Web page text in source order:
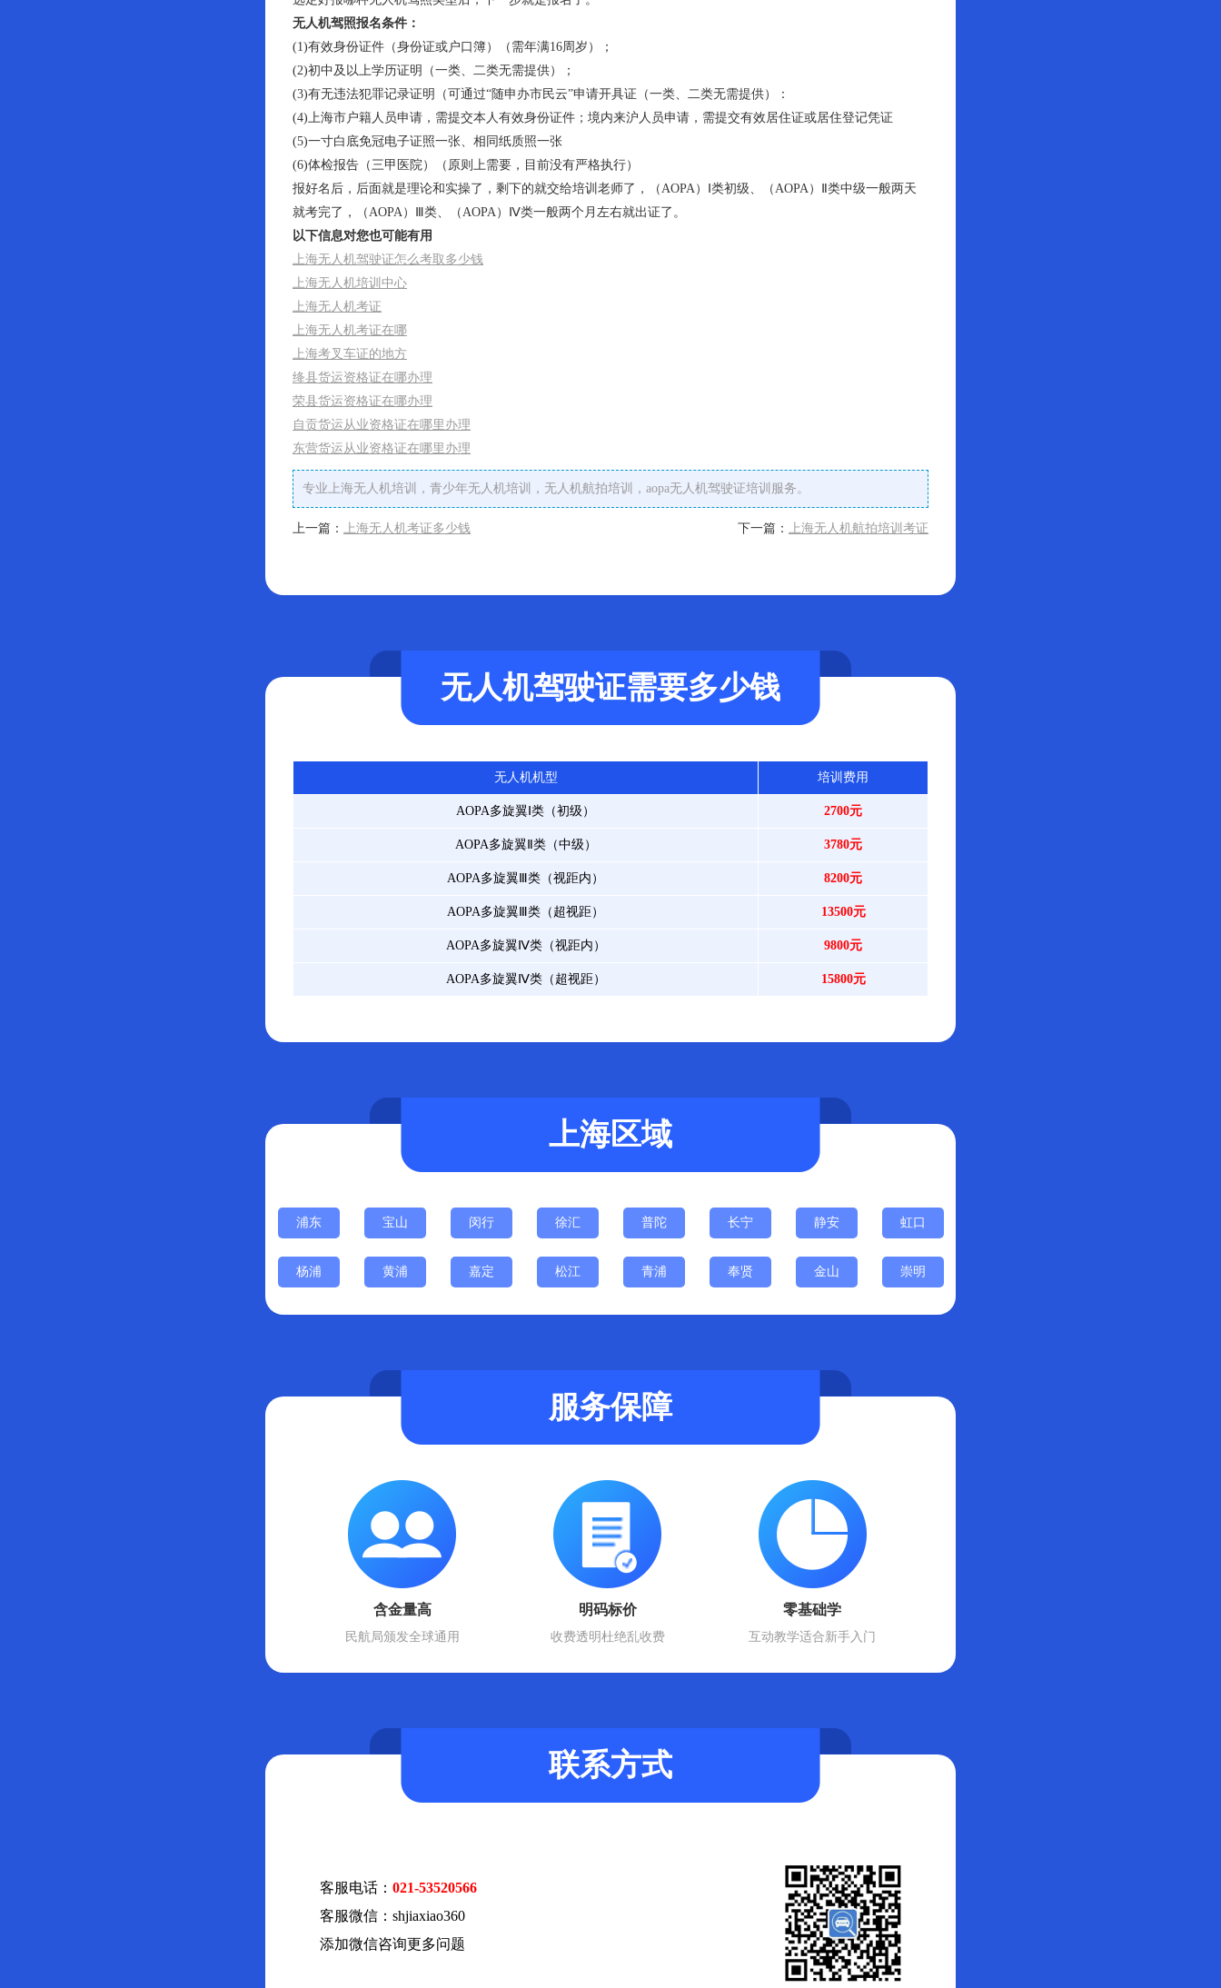
无人机驾照报名条件：
(1)有效身份证件（身份证或户口簿）（需年满16周岁）；
(2)初中及以上学历证明（一类、二类无需提供）；
(3)有无违法犯罪记录证明（可通过“随申办市民云”申请开具证（一类、二类无需提供）：
(4)上海市户籍人员申请，需提交本人有效身份证件；境内来沪人员申请，需提交有效居住证或居住登记凭证
(5)一寸白底免冠电子证照一张、相同纸质照一张
(6)体检报告（三甲医院）（原则上需要，目前没有严格执行）
报好名后，后面就是理论和实操了，剩下的就交给培训老师了，（AOPA）Ⅰ类初级、（AOPA）Ⅱ类中级一般两天
就考完了，（AOPA）Ⅲ类、（AOPA）Ⅳ类一般两个月左右就出证了。
以下信息对您也可能有用
上海无人机驾驶证怎么考取多少钱
上海无人机培训中心
上海无人机考证
上海无人机考证在哪
上海考叉车证的地方
绛县货运资格证在哪办理
荣县货运资格证在哪办理
自贡货运从业资格证在哪里办理
东营货运从业资格证在哪里办理
专业上海无人机培训，青少年无人机培训，无人机航拍培训，aopa无人机驾驶证培训服务。
上一篇： 上海无人机考证多少钱 下一篇： 上海无人机航拍培训考证
无人机驾驶证需要多少钱
无人机机型 培训费用
AOPA多旋翼Ⅰ类（初级） 2700元
AOPA多旋翼Ⅱ类（中级） 3780元
AOPA多旋翼Ⅲ类（视距内） 8200元
AOPA多旋翼Ⅲ类（超视距） 13500元
AOPA多旋翼Ⅳ类（视距内） 9800元
AOPA多旋翼Ⅳ类（超视距） 15800元
上海区域
浦东 宝山 闵行 徐汇 普陀 长宁 静安 虹口
杨浦 黄浦 嘉定 松江 青浦 奉贤 金山 崇明
服务保障
含金量高
民航局颁发全球通用
明码标价
收费透明杜绝乱收费
零基础学
互动教学适合新手入门
联系方式
客服电话： 021-53520566
客服微信：shjiaxiao360
添加微信咨询更多问题